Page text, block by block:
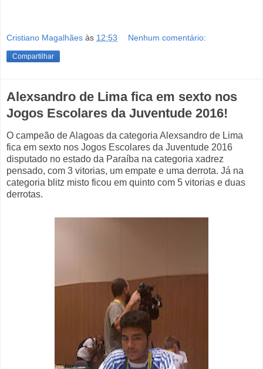
Cristiano Magalhães às 12:53 Nenhum comentário:
Compartilhar
Alexsandro de Lima fica em sexto nos
Jogos Escolares da Juventude 2016!
O campeão de Alagoas da categoria Alexsandro de Lima
fica em sexto nos Jogos Escolares da Juventude 2016
disputado no estado da Paraíba na categoria xadrez
pensado, com 3 vitorias, um empate e uma derrota. Já na
categoria blitz misto ficou em quinto com 5 vitorias e duas
derrotas.